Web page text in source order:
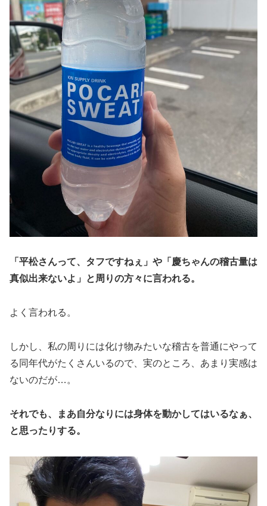
「平松さんって、タフですねぇ」や「慶ちゃんの稽古量は
真似出来ないよ」と周りの方々に言われる。
よく言われる。
しかし、私の周りには化け物みたいな稽古を普通にやって
る同年代がたくさんいるので、実のところ、あまり実感は
ないのだが…。
それでも、まあ自分なりには身体を動かしてはいるなぁ、
と思ったりする。